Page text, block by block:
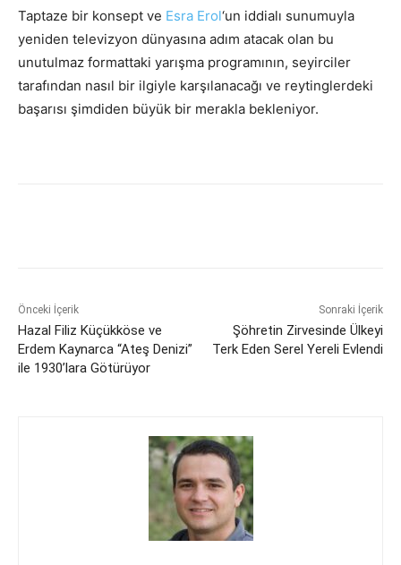
Taptaze bir konsept ve Esra Erol‘un iddialı sunumuyla
yeniden televizyon dünyasına adım atacak olan bu
unutulmaz formattaki yarışma programının, seyirciler
tarafından nasıl bir ilgiyle karşılanacağı ve reytinglerdeki
başarısı şimdiden büyük bir merakla bekleniyor.
Önceki İçerik
Hazal Filiz Küçükköse ve
Erdem Kaynarca “Ateş Denizi”
ile 1930’lara Götürüyor
Sonraki İçerik
Şöhretin Zirvesinde Ülkeyi
Terk Eden Serel Yereli Evlendi